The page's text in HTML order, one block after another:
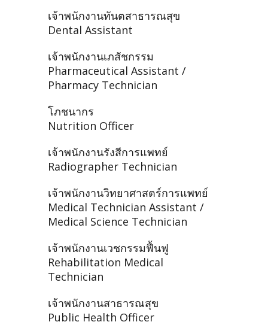
เจ้าพนักงานทันตสาธารณสุข
Dental Assistant
เจ้าพนักงานเภสัชกรรม
Pharmaceutical Assistant /
Pharmacy Technician
โภชนากร
Nutrition Officer
เจ้าพนักงานรังสีการแพทย์
Radiographer Technician
เจ้าพนักงานวิทยาศาสตร์การแพทย์
Medical Technician Assistant /
Medical Science Technician
เจ้าพนักงานเวชกรรมฟื้นฟู
Rehabilitation Medical
Technician
เจ้าพนักงานสาธารณสุข
Public Health Officer